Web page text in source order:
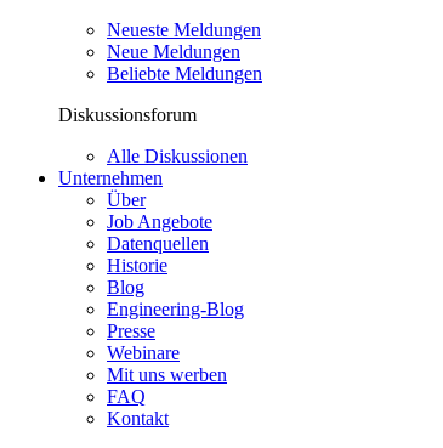
Neueste Meldungen
Neue Meldungen
Beliebte Meldungen
Diskussionsforum
Alle Diskussionen
Unternehmen
Über
Job Angebote
Datenquellen
Historie
Blog
Engineering-Blog
Presse
Webinare
Mit uns werben
FAQ
Kontakt